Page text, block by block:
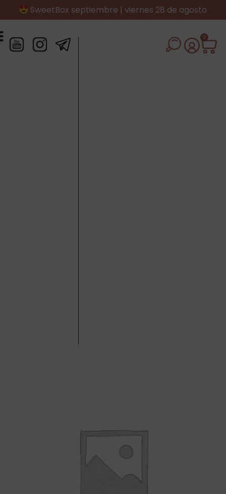
SweetBox septiembre | viernes 28 de agosto
0